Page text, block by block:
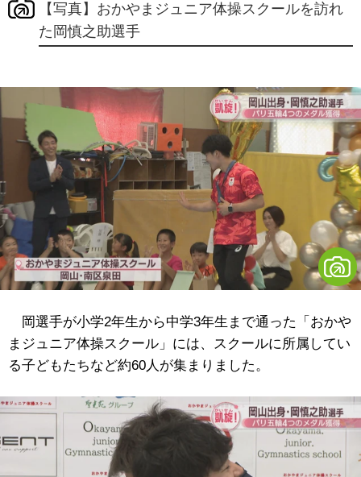
【写真】おかやまジュニア体操スクールを訪れ
た岡慎之助選手
岡選手が小学2年生から中学3年生まで通った「おかや
まジュニア体操スクール」には、スクールに所属してい
る子どもたちなど約60人が集まりました。